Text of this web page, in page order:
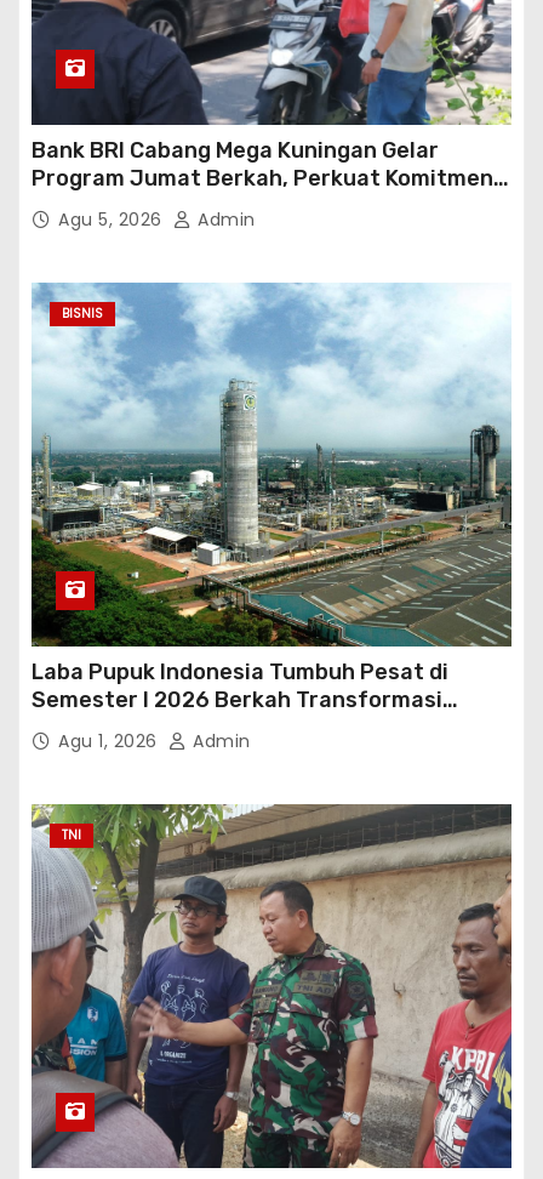
Bank BRI Cabang Mega Kuningan Gelar
Program Jumat Berkah, Perkuat Komitmen
untuk Saling Berbagai Kepada Masyarakat
Sekitar Kawasan Mega Kuningan
Agu 5, 2026 Admin
BISNIS
Laba Pupuk Indonesia Tumbuh Pesat di
Semester I 2026 Berkah Transformasi
Danantara
Agu 1, 2026 Admin
TNI